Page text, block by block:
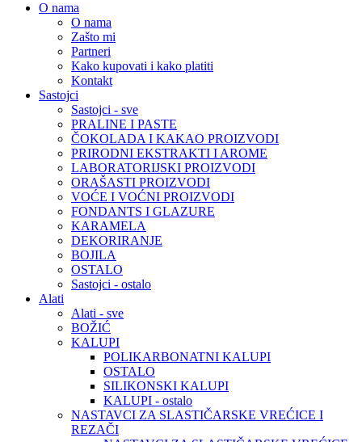
O nama
O nama
Zašto mi
Partneri
Kako kupovati i kako platiti
Kontakt
Sastojci
Sastojci - sve
PRALINE I PASTE
ČOKOLADA I KAKAO PROIZVODI
PRIRODNI EKSTRAKTI I AROME
LABORATORIJSKI PROIZVODI
ORAŠASTI PROIZVODI
VOĆE I VOĆNI PROIZVODI
FONDANTS I GLAZURE
KARAMELA
DEKORIRANJE
BOJILA
OSTALO
Sastojci - ostalo
Alati
Alati - sve
BOŽIĆ
KALUPI
POLIKARBONATNI KALUPI
OSTALO
SILIKONSKI KALUPI
KALUPI - ostalo
NASTAVCI ZA SLASTIČARSKE VREĆICE I
REZAČI